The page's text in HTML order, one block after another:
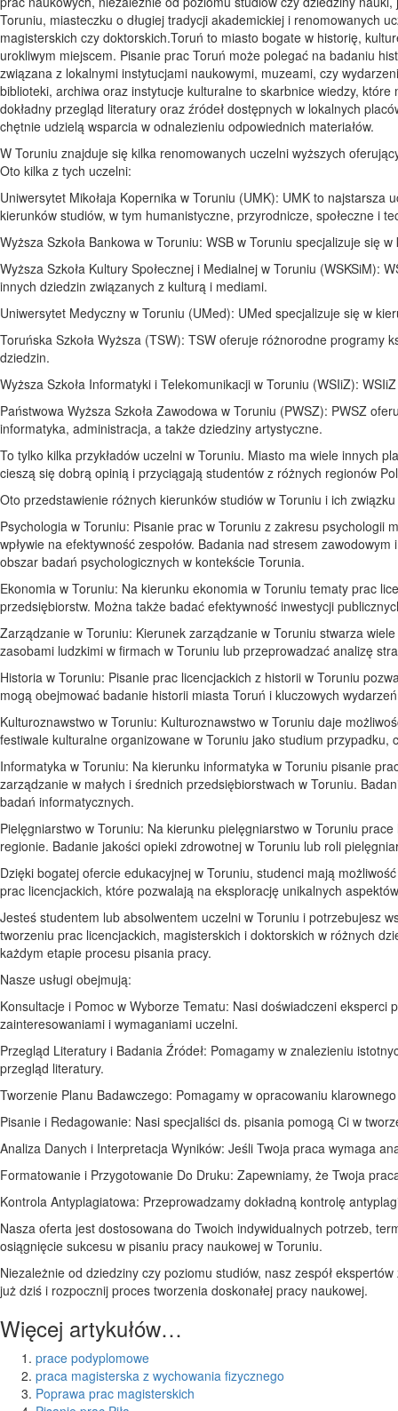
Toruniu, miasteczku o długiej tradycji akademickiej i renomowanych
magisterskich czy doktorskich.Toruń to miasto bogate w historię,
urokliwym miejscem. Pisanie prac Toruń może polegać na badaniu
związana z lokalnymi instytucjami naukowymi, muzeami, czy
biblioteki, archiwa oraz instytucje kulturalne to skarbnice wiedzy,
dokładny przegląd literatury oraz źródeł dostępnych w lokalnych
chętnie udzielą wsparcia w odnalezieniu odpowiednich materiałów.
W Toruniu znajduje się kilka renomowanych uczelni wyższych
Oto kilka z tych uczelni:
Uniwersytet Mikołaja Kopernika w Toruniu (UMK): UMK to
kierunków studiów, w tym humanistyczne, przyrodnicze, społeczne i
Wyższa Szkoła Bankowa w Toruniu: WSB w Toruniu specjalizuje się
Wyższa Szkoła Kultury Społecznej i Medialnej w Toruniu (WSKSiM):
innych dziedzin związanych z kulturą i mediami.
Uniwersytet Medyczny w Toruniu (UMed): UMed specjalizuje się w
Toruńska Szkoła Wyższa (TSW): TSW oferuje różnorodne programy
dziedzin.
Wyższa Szkoła Informatyki i Telekomunikacji w Toruniu (WSIiZ):
Państwowa Wyższa Szkoła Zawodowa w Toruniu (PWSZ): PWSZ
informatyka, administracja, a także dziedziny artystyczne.
To tylko kilka przykładów uczelni w Toruniu. Miasto ma wiele innych
cieszą się dobrą opinią i przyciągają studentów z różnych regionów
Oto przedstawienie różnych kierunków studiów w Toruniu i ich
Psychologia w Toruniu: Pisanie prac w Toruniu z zakresu
wpływie na efektywność zespołów. Badania nad stresem
obszar badań psychologicznych w kontekście Torunia.
Ekonomia w Toruniu: Na kierunku ekonomia w Toruniu tematy prac
przedsiębiorstw. Można także badać efektywność inwestycji
Zarządzanie w Toruniu: Kierunek zarządzanie w Toruniu stwarza
zasobami ludzkimi w firmach w Toruniu lub przeprowadzać analizę
Historia w Toruniu: Pisanie prac licencjackich z historii w Toruniu
mogą obejmować badanie historii miasta Toruń i kluczowych
Kulturoznawstwo w Toruniu: Kulturoznawstwo w Toruniu daje
festiwale kulturalne organizowane w Toruniu jako studium przypadku,
Informatyka w Toruniu: Na kierunku informatyka w Toruniu pisanie
zarządzanie w małych i średnich przedsiębiorstwach w Toruniu.
badań informatycznych.
Pielęgniarstwo w Toruniu: Na kierunku pielęgniarstwo w Toruniu
regionie. Badanie jakości opieki zdrowotnej w Toruniu lub roli
Dzięki bogatej ofercie edukacyjnej w Toruniu, studenci mają
prac licencjackich, które pozwalają na eksplorację unikalnych
Jesteś studentem lub absolwentem uczelni w Toruniu i potrzebujesz
tworzeniu prac licencjackich, magisterskich i doktorskich w różnych
każdym etapie procesu pisania pracy.
Nasze usługi obejmują:
Konsultacje i Pomoc w Wyborze Tematu: Nasi doświadczeni
zainteresowaniami i wymaganiami uczelni.
Przegląd Literatury i Badania Źródeł: Pomagamy w znalezieniu
przegląd literatury.
Tworzenie Planu Badawczego: Pomagamy w opracowaniu
Pisanie i Redagowanie: Nasi specjaliści ds. pisania pomogą Ci w
Analiza Danych i Interpretacja Wyników: Jeśli Twoja praca wymaga
Formatowanie i Przygotowanie Do Druku: Zapewniamy, że Twoja
Kontrola Antyplagiatowa: Przeprowadzamy dokładną kontrolę
Nasza oferta jest dostosowana do Twoich indywidualnych potrzeb,
osiągnięcie sukcesu w pisaniu pracy naukowej w Toruniu.
Niezależnie od dziedziny czy poziomu studiów, nasz zespół
już dziś i rozpocznij proces tworzenia doskonałej pracy naukowej.
Więcej artykułów…
prace podyplomowe
praca magisterska z wychowania fizycznego
Poprawa prac magisterskich